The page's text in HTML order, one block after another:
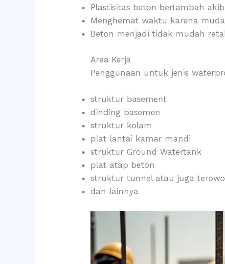
Plastisitas beton bertambah
Menghemat waktu karena
Beton menjadi tidak mudah
Area Kerja
Penggunaan untuk jenis
struktur basement
dinding basemen
struktur kolam
plat lantai kamar mandi
struktur Ground Watertank
plat atap beton
struktur tunnel atau juga
dan lainnya